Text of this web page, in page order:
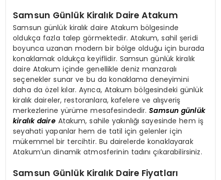
Samsun Günlük Kiralık Daire Atakum
Samsun günlük kiralık daire Atakum bölgesinde
oldukça fazla talep görmektedir. Atakum, sahil şeridi
boyunca uzanan modern bir bölge olduğu için burada
konaklamak oldukça keyiflidir. Samsun günlük kiralık
daire Atakum içinde genellikle deniz manzaralı
seçenekler sunar ve bu da konaklama deneyimini
daha da özel kılar. Ayrıca, Atakum bölgesindeki günlük
kiralık daireler, restoranlara, kafelere ve alışveriş
merkezlerine yürüme mesafesindedir.Samsun günlük
kiralık daireAtakum, sahile yakınlığı sayesinde hem iş
seyahati yapanlar hem de tatil için gelenler için
mükemmel bir tercihtir. Bu dairelerde konaklayarak
Atakum’un dinamik atmosferinin tadını çıkarabilirsiniz.
Samsun Günlük Kiralık Daire Fiyatları